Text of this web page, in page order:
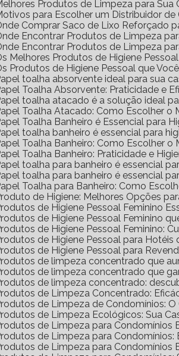
Melhores Produtos de Limpeza para Sua
Motivos para Escolher um Distribuidor
Onde Comprar Saco de Lixo Reforçado
Onde Encontrar Produtos de Limpeza
Onde Encontrar Produtos de Limpeza
Os Melhores Produtos de Higiene
Os Produtos de Higiene Pessoal que
Papel toalha absorvente ideal para sua
Papel Toalha Absorvente: Praticidade e
Papel toalha atacado é a solução ideal
Papel Toalha Atacado: Como Escolher
Papel Toalha Banheiro é Essencial para
Papel toalha banheiro é essencial para
Papel Toalha Banheiro: Como Escolher o
Papel Toalha Banheiro: Praticidade e
Papel toalha para banheiro é essencial
Papel toalha para banheiro é essencial
Papel Toalha para Banheiro: Como
Produto de Higiene: Melhores Opções
Produtos de Higiene Pessoal Feminino
Produtos de Higiene Pessoal Feminino
Produtos de Higiene Pessoal Feminino:
Produtos de Higiene Pessoal para
Produtos de Higiene Pessoal para
Produtos de limpeza concentrado que
Produtos de limpeza concentrado que
Produtos de limpeza concentrado:
Produtos de Limpeza Concentrado:
Produtos de Limpeza de Condomínios:
Produtos de Limpeza Ecológicos: Sua
Produtos de Limpeza para Condomínios
Produtos de Limpeza para
Produtos de Limpeza para Condomínios